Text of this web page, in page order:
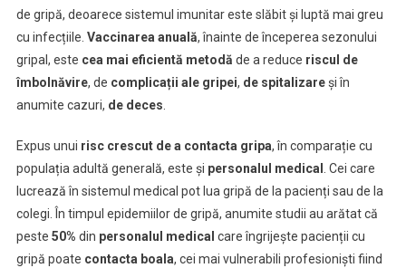
de gripă, deoarece sistemul imunitar este slăbit și luptă mai greu
cu infecțiile. Vaccinarea anuală, înainte de începerea sezonului
gripal, este cea mai eficientă metodă de a reduce riscul de
îmbolnăvire, de complicații ale gripei, de spitalizareși în
anumite cazuri, de deces
Expus unui risc crescut de a contacta gripa, în comparație cu
populația adultă generală, este și personalul medical . Cei care
lucrează în sistemul medical pot lua gripă de la pacienți sau de la
colegi. În timpul epidemiilor de gripă, anumite studii au arătat că
peste 50% din personalul medical care îngrijește pacienții cu
gripă poate contacta boala, cei mai vulnerabili profesioniști fiind